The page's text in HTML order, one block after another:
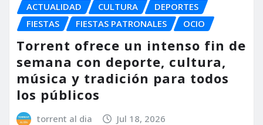
ACTUALIDAD CULTURA
DEPORTES
FIESTAS
FIESTAS PATRONALES OCIO
Torrent ofrece un intenso fin de
semana con deporte, cultura,
música y tradición para todos
los públicos
torrent al dia Jul 18, 2026